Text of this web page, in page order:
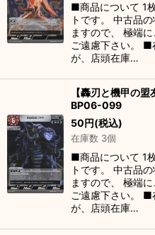
■商品について 1
トです。 中古品
ますので、 極端
ご遠慮下さい。 ■
が、店頭在庫…
【轟刃と機甲の
BP06-099
50円(税込)
在庫数 3個
■商品について 1
トです。 中古品
ますので、 極端
ご遠慮下さい。 ■
が、店頭在庫…